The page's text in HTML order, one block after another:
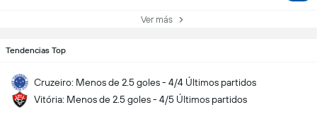
Ver más
Tendencias Top
Cruzeiro: Menos de 2.5 goles - 4/4 Últimos partidos
Vitória: Menos de 2.5 goles - 4/5 Últimos partidos